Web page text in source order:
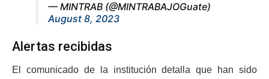
— MINTRAB (@MINTRABAJOGuate)
August 8, 2023
Alertas recibidas
El comunicado de la institución detalla que han sido